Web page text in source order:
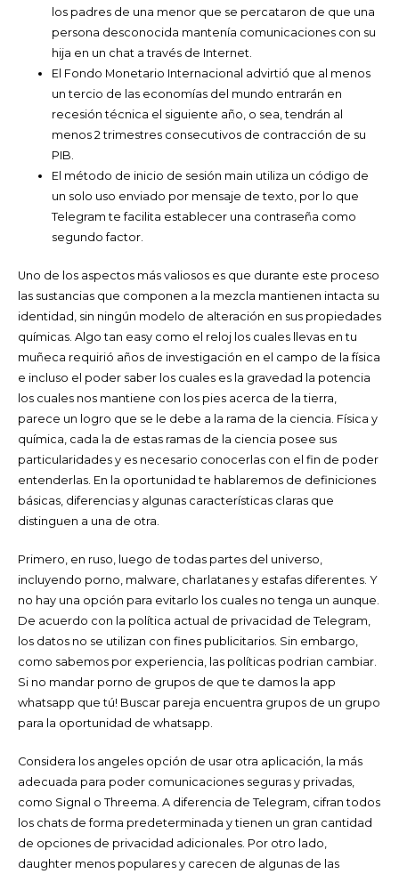
los padres de una menor que se percataron de que una
persona desconocida mantenía comunicaciones con su
hija en un chat a través de Internet.
El Fondo Monetario Internacional advirtió que al menos
un tercio de las economías del mundo entrarán en
recesión técnica el siguiente año, o sea, tendrán al
menos 2 trimestres consecutivos de contracción de su
PIB.
El método de inicio de sesión main utiliza un código de
un solo uso enviado por mensaje de texto, por lo que
Telegram te facilita establecer una contraseña como
segundo factor.
Uno de los aspectos más valiosos es que durante este proceso
las sustancias que componen a la mezcla mantienen intacta su
identidad, sin ningún modelo de alteración en sus propiedades
químicas. Algo tan easy como el reloj los cuales llevas en tu
muñeca requirió años de investigación en el campo de la física
e incluso el poder saber los cuales es la gravedad la potencia
los cuales nos mantiene con los pies acerca de la tierra,
parece un logro que se le debe a la rama de la ciencia. Física y
química, cada la de estas ramas de la ciencia posee sus
particularidades y es necesario conocerlas con el fin de poder
entenderlas. En la oportunidad te hablaremos de definiciones
básicas, diferencias y algunas características claras que
distinguen a una de otra.
Primero, en ruso, luego de todas partes del universo,
incluyendo porno, malware, charlatanes y estafas diferentes. Y
no hay una opción para evitarlo los cuales no tenga un aunque.
De acuerdo con la política actual de privacidad de Telegram,
los datos no se utilizan con fines publicitarios. Sin embargo,
como sabemos por experiencia, las políticas podrian cambiar.
Si no mandar porno de grupos de que te damos la app
whatsapp que tú! Buscar pareja encuentra grupos de un grupo
para la oportunidad de whatsapp.
Considera los angeles opción de usar otra aplicación, la más
adecuada para poder comunicaciones seguras y privadas,
como Signal o Threema. A diferencia de Telegram, cifran todos
los chats de forma predeterminada y tienen un gran cantidad
de opciones de privacidad adicionales. Por otro lado,
daughter menos populares y carecen de algunas de las